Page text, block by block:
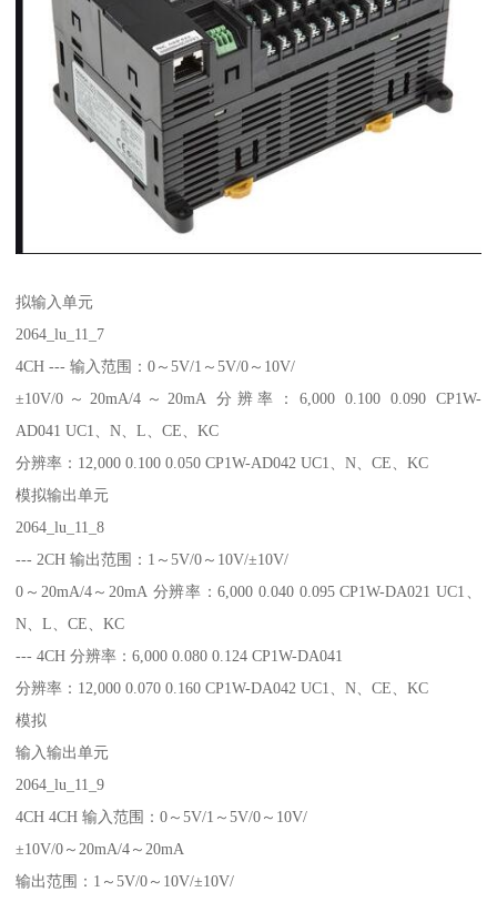
拟输入单元
2064_lu_11_7
4CH --- 输入范围：0～5V/1～5V/0～10V/
±10V/0～20mA/4～20mA 分辨率：6,000 0.100 0.090 CP1W-
AD041 UC1、N、L、CE、KC
分辨率：12,000 0.100 0.050 CP1W-AD042 UC1、N、CE、KC
模拟输出单元
2064_lu_11_8
--- 2CH 输出范围：1～5V/0～10V/±10V/
0～20mA/4～20mA 分辨率：6,000 0.040 0.095 CP1W-DA021 UC1、
N、L、CE、KC
--- 4CH 分辨率：6,000 0.080 0.124 CP1W-DA041
分辨率：12,000 0.070 0.160 CP1W-DA042 UC1、N、CE、KC
模拟
输入输出单元
2064_lu_11_9
4CH 4CH 输入范围：0～5V/1～5V/0～10V/
±10V/0～20mA/4～20mA
输出范围：1～5V/0～10V/±10V/